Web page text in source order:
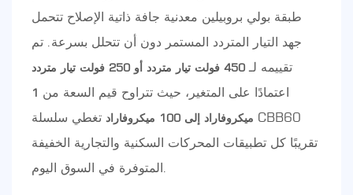
طبقة بولي بروبيلين معدنية جافة ذاتية الإصلاح تتحمل
جهد التيار المتردد المستمر دون أن تتحلل بسرعة. تم
تقييمه لـ 450 فولت تيار متردد أو 250 فولت تيار متردد
اعتمادًا على المتغير، حيث تتراوح قيم السعة من 1
ميكروفاراد إلى 100 ميكروفاراد
تغطي سلسلة CBB60
تقريبًا كل تطبيقات المحركات السكنية والتجارية الخفيفة
المتوفرة في السوق اليوم.